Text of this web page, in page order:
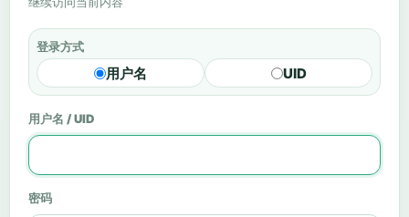
登录方式
用户名 UID
用户名 / UID
密码